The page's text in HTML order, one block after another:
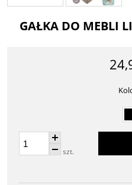
GAŁKA DO MEBLI
szt.